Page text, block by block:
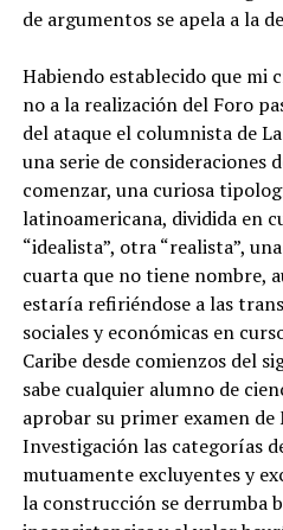
de argumentos se apela a la
Habiendo establecido que mi
no a la realización del Foro
del ataque el columnista de
una serie de consideraciones
comenzar, una curiosa
latinoamericana, dividida en
“idealista”, otra “realista”,
cuarta que no tiene nombre,
estaría refiriéndose a las
sociales y económicas en
Caribe desde comienzos del
sabe cualquier alumno de
aprobar su primer examen
Investigación las categorías
mutuamente excluyentes y
la construcción se derrumba